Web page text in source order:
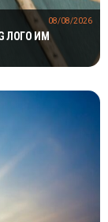
ЛОГО ИМ
08/08/2026